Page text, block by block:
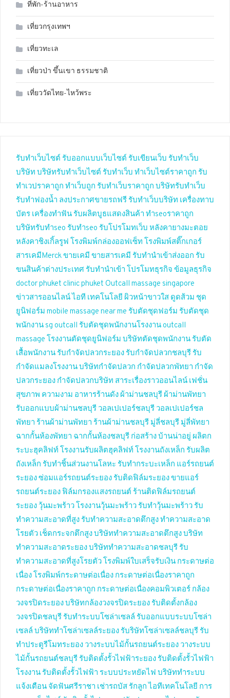
ที่พัก-ร้านอาหาร
เที่ยวกรุงเทพฯ
เที่ยวทะเล
เที่ยวป่า ขึ้นเขา ธรรมชาติ
เที่ยววัดไทย-ไหว้พระ
รับทำเว็บไซต์ รับออกแบบเว็บไซต์ รับเขียนเว็บ รับทำเว็บ
บริษัท บริษัทรับทำเว็บไซต์ รับทำเว็บ ทำเว็บไซต์ราคาถูก รับ
ทำเวปราคาถูก ทำเว็บถูก รับทำเว็บราคาถูก บริษัทรับทำเว็บ
รับทำฟองน้ำ ลงประกาศขายรถฟรี รับทำเว็บบริษัท เครื่องทาบ
บัตร เครื่องทำฟัน รับผลิตบูธแสดงสินค้า ทำseoราคาถูก
บริษัทรับทำseo รับทำseo รับโปรโมทเว็บ หลังคายางมะตอย
หลังคาชิงเกิ้ลรูฟ โรงพิมพ์กล่องออฟเซ็ท โรงพิมพ์สติ๊กเกอร์
สารเคมีMerckขายเคมี ขายสารเคมี รับทำนำเข้าส่งออก รับ
ขนสินค้าต่างประเทศ รับทำนำเข้า โปรโมทธุรกิจ ข้อมูลธุรกิจ
doctor phuket clinic phuket Outcall massage singapore
ข่าวสารออนไลน์ไอที เทคโนโลยี ผิวหน้าขาวใส ดูดส้วม ชุด
ยูนิฟอร์ม mobile massage near me รับตัดชุดฟอร์ม รับตัดชุด
พนักงาน sg outcall รับตัดชุดพนักงานโรงงาน outcall
massage โรงงานตัดชุดยูนิฟอร์ม บริษัทตัดชุดพนักงาน รับตัด
เสื้อพนักงาน รับกำจัดปลวกระยอง รับกำจัดปลวกชลบุรี รับ
กำจัดแมลงโรงงานบริษัทกำจัดปลวก กำจัดปลวกพัทยา กำจัด
ปลวกระยอง กำจัดปลวกบริษัท สาระเรื่องราวออนไลน์ เฟชั่น
สุขภาพ ความงาม อาหารร้านดัง ผ้าม่านชลบุรี ผ้าม่านพัทยา
รับออกแบบผ้าม่านชลบุรี วอลเปเปอร์ชลบุรี วอลเปเปอร์ชล
พัทยา ร้านผ้าม่านพัทยา ร้านผ้าม่านชลบุรี มู่ลี่ชลบุรี มู่ลี่พัทยา
ฉากกั้นห้องพัทยา ฉากกั้นห้องชลบุรี ก่อสร้าง บ้านน่าอยู่ ผลิตก
ระบะฮุคลิฟท์ โรงงานรับผลิตฮุคลิฟท์ โรงงานถังเหล็ก รับผลิต
ถังเหล็ก รับทำชิ้นส่วนงานโลหะ รับทำกระบะเหล็ก แอร์รถยนต์
ระยองซ่อมแอร์รถยนต์ระยอง รับติดฟิล์มระยองขายแอร์
รถยนต์ระยอง ฟิล์มกรองแสงรถยนต์ ร้านติดฟิล์มรถยนต์
ระยอง วุ้นมะพร้าว โรงงานวุ้นมะพร้าว รับทำวุ้นมะพร้าว รับ
ทำความสะอาดที่สูง รับทำความสะอาดตึกสูงทำความสะอาด
โรยตัว เช็ดกระจกตึกสูงบริษัททำความสะอาดตึกสูงบริษัท
ทำความสะอาดระยองบริษัททำความสะอาดชลบุรี รับ
ทำความสะอาดที่สูงโรยตัว โรงพิมพ์ใบเสร็จรับเงิน กระดาษต่อ
เนื่อง โรงพิมพ์กระดาษต่อเนื่อง กระดาษต่อเนื่องราคาถูก
กระดาษต่อเนื่องราคาถูก กระดาษต่อเนื่องคอมพิวเตอร์ กล้อง
วงจรปิดระยองบริษัทกล้องวงจรปิดระยอง รับติดตั้งกล้อง
วงจรปิดชลบุรี รับทำระบบโซล่าเซลล์ รับออกแบบระบบโซล่า
เซลล์ บริษัททำโซล่าเซลล์ระยอง รับริษัทโซล่าเซลล์ชลบุรี รับ
ทำประตูรีโมทระยอง วางระบบไม้กั้นรถยนต์ระยอง วางระบบ
ไม้กั้นรถยนต์ชลบุรี รับติดตั้งรั้วไฟฟ้าระยอง รับติดตั้งรั้วไฟฟ้า
โรงงาน รับติดตั้งรั้วไฟฟ้า ระบบประหยัดไฟ บริษัททำระบบ
แจ้งเตือน จัดฟันศรีราชา เช่ารถบัส รักลูก ไอทีเทคโนโลยี การ